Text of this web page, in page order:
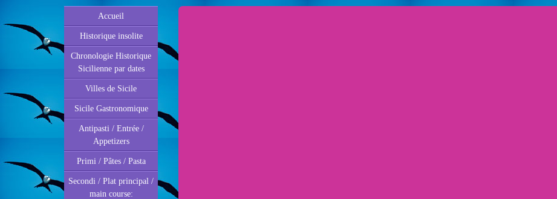
Accueil
Historique insolite
Chronologie Historique
Sicilienne par dates
Villes de Sicile
Sicile Gastronomique
Antipasti / Entrée /
Appetizers
Primi / Pâtes / Pasta
Secondi / Plat principal /
main course: